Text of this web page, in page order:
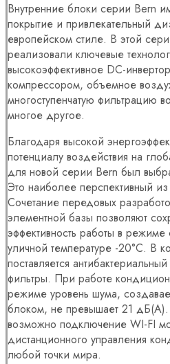
Внутренние блоки серии Bern
покрытие и привлекательный
европейском стиле. В этой
реализовали ключевые
высокоэффективное DC-
компрессором, объемное
многоступенчатую фильтрацию
многое другое.
Благодаря высокой
потенциалу воздействия на
для новой серии Bern был
Это наиболее перспективный
Сочетание передовых
элементной базы позволяют
эффективность работы в
уличной температуре -20°С. В
поставляется
фильтры. При работе
режиме уровень шума,
блоком, не превышает 21
возможно подключение WI-FI
дистанционного управления
любой точки мира.